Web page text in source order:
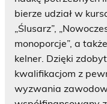
bierze udział w
„Ślusarz”,
monoporcje”, a
kelner. Dzięki
kwalifikacjom z
wyzwania